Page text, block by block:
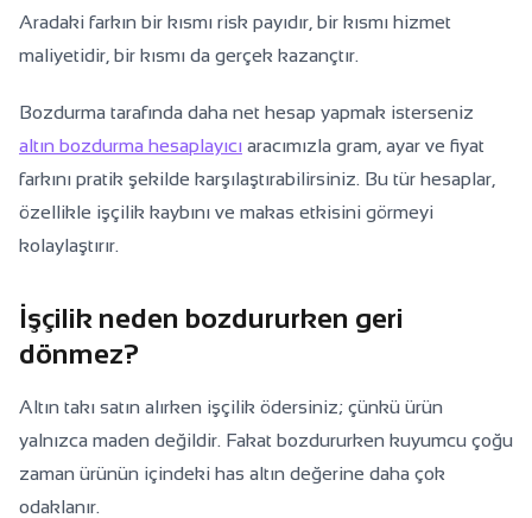
Aradaki farkın bir kısmı risk payıdır, bir kısmı hizmet
maliyetidir, bir kısmı da gerçek kazançtır.
Bozdurma tarafında daha net hesap yapmak isterseniz
altın bozdurma hesaplayıcı aracımızla gram, ayar ve fiyat
farkını pratik şekilde karşılaştırabilirsiniz. Bu tür hesaplar,
özellikle işçilik kaybını ve makas etkisini görmeyi
kolaylaştırır.
İşçilik neden bozdururken geri
dönmez?
Altın takı satın alırken işçilik ödersiniz; çünkü ürün
yalnızca maden değildir. Fakat bozdururken kuyumcu çoğu
zaman ürünün içindeki has altın değerine daha çok
odaklanır.